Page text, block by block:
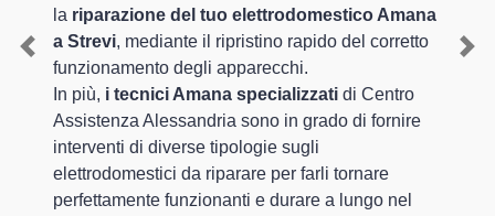
la riparazione del tuo elettrodomestico Amana
a Strevi, mediante il ripristino rapido del corretto
funzionamento degli apparecchi.
In più, i tecnici Amana specializzati di Centro
Assistenza Alessandria sono in grado di fornire
interventi di diverse tipologie sugli
elettrodomestici da riparare per farli tornare
perfettamente funzionanti e durare a lungo nel
Previous